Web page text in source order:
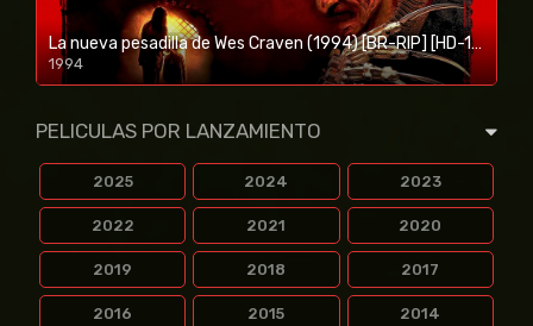
La nueva pesadilla de Wes Craven (1994) [BR-RIP] [HD-1080p]
1994
1080p/720p
PELICULAS POR LANZAMIENTO
2025 2024 2023
2022 2021 2020
2019 2018 2017
2016 2015 2014